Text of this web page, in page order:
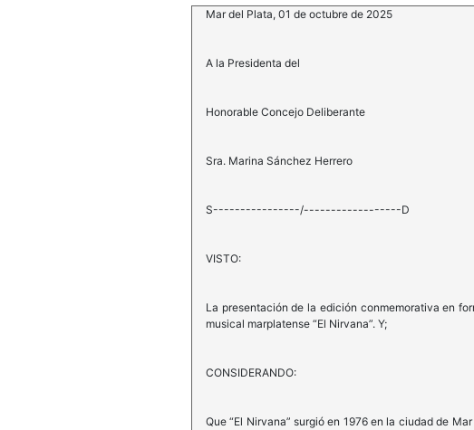
Mar del Plata, 01 de octubre de 2025
A la Presidenta del
Honorable Concejo Deliberante
Sra. Marina Sánchez Herrero
S----------------/------------------D
VISTO:
La presentación de la edición conmemorativa en
musical marplatense “El Nirvana”. Y;
CONSIDERANDO:
Que “El Nirvana” surgió en 1976 en la ciudad de